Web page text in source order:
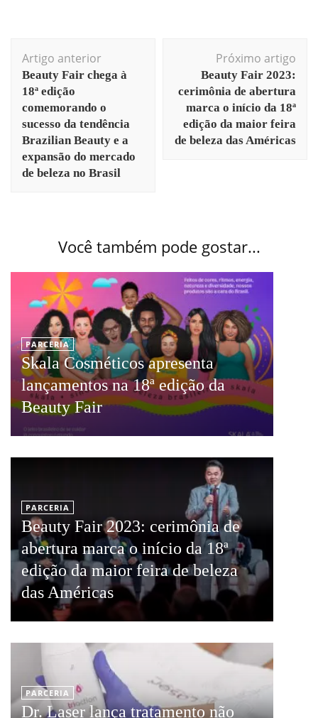
Artigo anterior
Beauty Fair chega à
18ª edição
comemorando o
sucesso da tendência
Brazilian Beauty e a
expansão do mercado
de beleza no Brasil
Próximo artigo
Beauty Fair 2023:
cerimônia de abertura
marca o início da 18ª
edição da maior feira
de beleza das Américas
Você também pode gostar...
PARCERIA
Skala Cosméticos apresenta
lançamentos na 18ª edição da
Beauty Fair
PARCERIA
Beauty Fair 2023: cerimônia de
abertura marca o início da 18ª
edição da maior feira de beleza
das Américas
PARCERIA
Dr. Laser lança tratamento não